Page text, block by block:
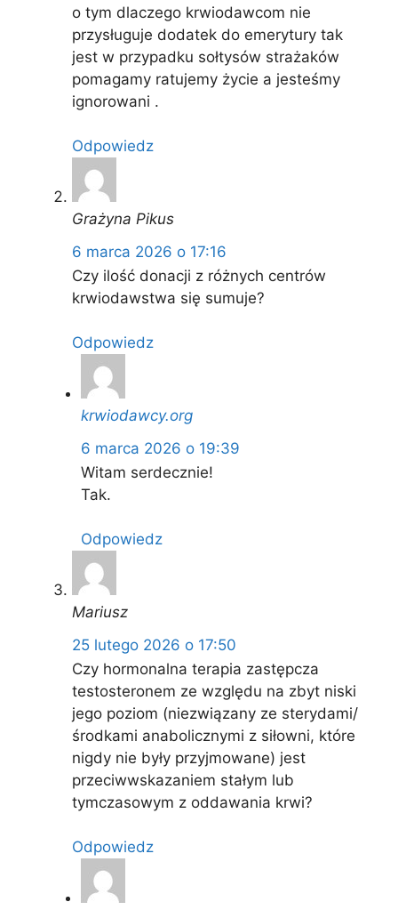
o tym dlaczego krwiodawcom nie
przysługuje dodatek do emerytury tak
jest w przypadku sołtysów strażaków
pomagamy ratujemy życie a jesteśmy
ignorowani .
Odpowiedz
Grażyna Pikus
6 marca 2026 o 17:16
Czy ilość donacji z różnych centrów
krwiodawstwa się sumuje?
Odpowiedz
krwiodawcy.org
6 marca 2026 o 19:39
Witam serdecznie!
Tak.
Odpowiedz
Mariusz
25 lutego 2026 o 17:50
Czy hormonalna terapia zastępcza
testosteronem ze względu na zbyt niski
jego poziom (niezwiązany ze sterydami/
środkami anabolicznymi z siłowni, które
nigdy nie były przyjmowane) jest
przeciwwskazaniem stałym lub
tymczasowym z oddawania krwi?
Odpowiedz